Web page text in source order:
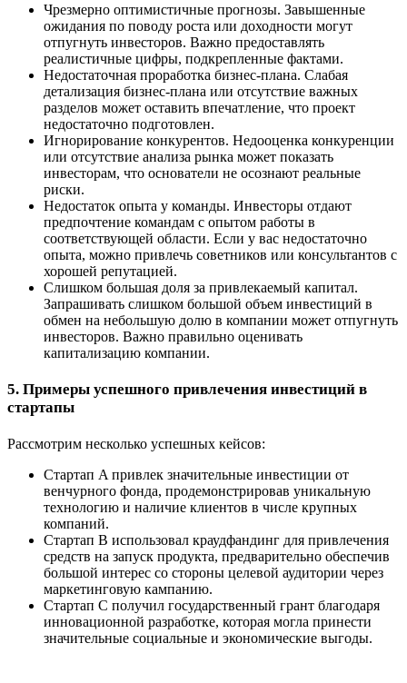
Чрезмерно оптимистичные прогнозы. Завышенные
ожидания по поводу роста или доходности могут
отпугнуть инвесторов. Важно предоставлять
реалистичные цифры, подкрепленные фактами.
Недостаточная проработка бизнес-плана. Слабая
детализация бизнес-плана или отсутствие важных
разделов может оставить впечатление, что проект
недостаточно подготовлен.
Игнорирование конкурентов. Недооценка конкуренции
или отсутствие анализа рынка может показать
инвесторам, что основатели не осознают реальные
риски.
Недостаток опыта у команды. Инвесторы отдают
предпочтение командам с опытом работы в
соответствующей области. Если у вас недостаточно
опыта, можно привлечь советников или консультантов с
хорошей репутацией.
Слишком большая доля за привлекаемый капитал.
Запрашивать слишком большой объем инвестиций в
обмен на небольшую долю в компании может отпугнуть
инвесторов. Важно правильно оценивать
капитализацию компании.
5. Примеры успешного привлечения инвестиций в
стартапы
Рассмотрим несколько успешных кейсов:
Стартап A привлек значительные инвестиции от
венчурного фонда, продемонстрировав уникальную
технологию и наличие клиентов в числе крупных
компаний.
Стартап B использовал краудфандинг для привлечения
средств на запуск продукта, предварительно обеспечив
большой интерес со стороны целевой аудитории через
маркетинговую кампанию.
Стартап C получил государственный грант благодаря
инновационной разработке, которая могла принести
значительные социальные и экономические выгоды.